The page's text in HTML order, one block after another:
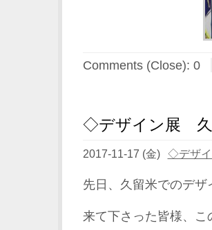
Comments (Close): 0
◇デザイン展 久
2017-11-17 (金) ◇デザ
先日、久留米でのデ
来て下さった皆様、